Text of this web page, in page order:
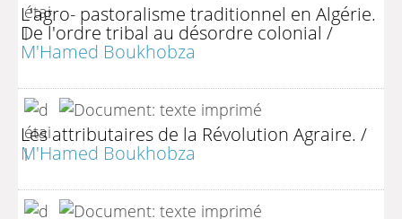
L'agro- pastoralisme traditionnel en Algérie.
De l'ordre tribal au désordre colonial /
M'Hamed Boukhobza
Les attributaires de la Révolution Agraire. /
M'Hamed Boukhobza